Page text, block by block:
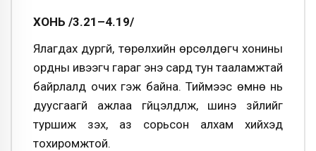
ХОНЬ /3.21–4.19/
Ялагдах дургүй, төрөлхийн өрсөлдөгч хонины
ордны ивээгч гараг энэ сард тун тааламжтай
байрлалд очих гэж байна. Тиймээс өмнө нь
дуусгаагүй ажлаа гүйцэлдүүлж, шинэ зүйлийг
туршиж үзэх, аз сорьсон алхам хийхэд
тохиромжтой.